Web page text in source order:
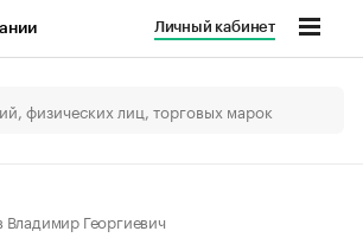
Личный кабинет
Георгиевич